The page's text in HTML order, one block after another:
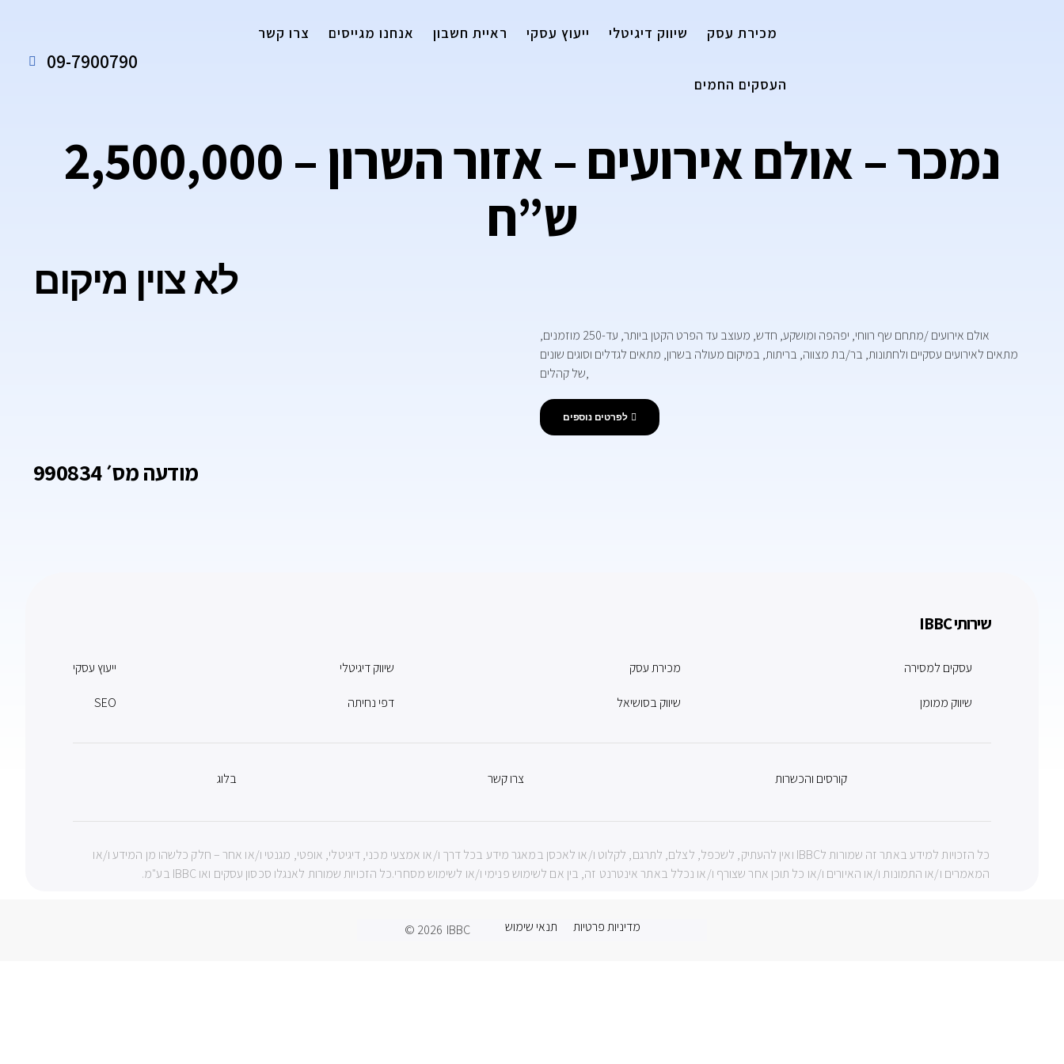
09-7900790
צרו קשר אנחנו מגייסים ראיית חשבון ייעוץ עסקי שיווק דיגיטלי מכירת עסק
העסקים החמים
נמכר – אולם אירועים – אזור השרון – 2,500,000
ש”ח
לא צוין מיקום
אולם אירועים /מתחם שף רווחי, יפהפה ומושקע, חדש, מעוצב עד הפרט הקטן ביותר, עד-250 מוזמנים,
מתאים לאירועים עסקיים ולחתונות, בר/בת מצווה, בריתות, במיקום מעולה בשרון, מתאים לגדלים וסוגים שונים
של קהלים,
לפרטים נוספים
מודעה מס׳ 990834
שירותי IBBC
ייעוץ עסקי
SEO
שיווק דיגיטלי
דפי נחיתה
מכירת עסק
שיווק בסושיאל
עסקים למסירה
שיווק ממומן
בלוג צרו קשר קורסים והכשרות
כל הזכויות למידע באתר זה שמורות לIBBC ואין להעתיק, לשכפל, לצלם, לתרגם, לקלוט ו/או לאכסן במאגר מידע בכל דרך ו/או אמצעי מכני, דיגיטלי, אופטי, מגנטי ו/או אחר – חלק כלשהו מן המידע ו/או
המאמרים ו/או התמונות ו/או האיורים ו/או כל תוכן אחר שצורף ו/או נכלל באתר אינטרנט זה, בין אם לשימוש פנימי ו/או לשימוש מסחרי.כל הזכויות שמורות לאנגלו סכסון עסקים ואו IBBC בע"מ.
© 2026 IBBC תנאי שימוש מדיניות פרטיות